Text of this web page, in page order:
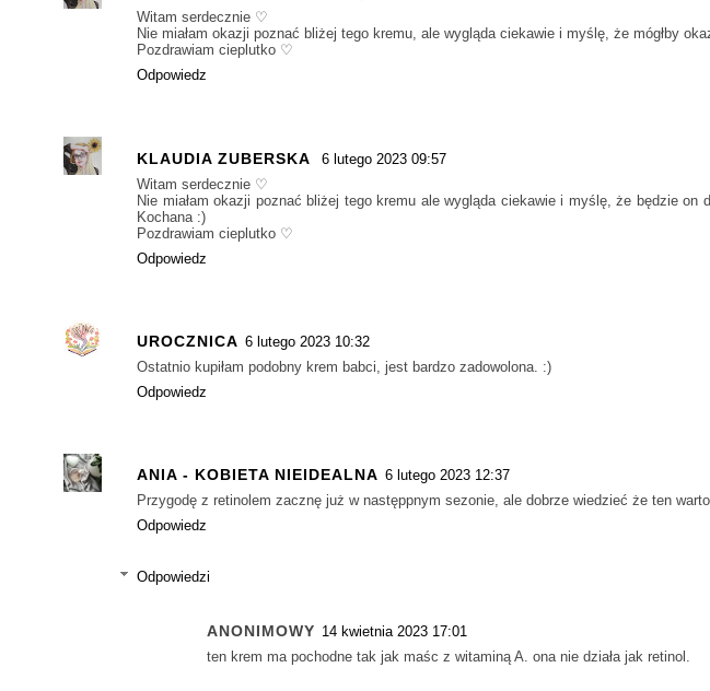
Witam serdecznie ♡
Nie miałam okazji poznać bliżej tego kremu, ale wygląda ciekawie i myślę, że mógłby
Pozdrawiam cieplutko ♡
Odpowiedz
KLAUDIA ZUBERSKA
6 lutego 2023 09:57
Witam serdecznie ♡
Nie miałam okazji poznać bliżej tego kremu ale wygląda ciekawie i myślę, że będzie on
Kochana :)
Pozdrawiam cieplutko ♡
Odpowiedz
UROCZNICA 6 lutego 2023 10:32
Ostatnio kupiłam podobny krem babci, jest bardzo zadowolona. :)
Odpowiedz
ANIA - KOBIETA NIEIDEALNA 6 lutego 2023 12:37
Przygodę z retinolem zacznę już w następpnym sezonie, ale dobrze wiedzieć że ten
Odpowiedz
Odpowiedzi
ANONIMOWY 14 kwietnia 2023 17:01
ten krem ma pochodne tak jak maśc z witaminą A. ona nie działa jak retinol.